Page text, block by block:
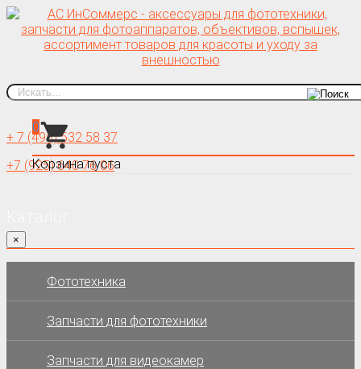
+ 7 (495) 532 58 37
+7 (925) 640 76 06
0
Корзина пуста
×
Фототехника
Запчасти для фототехники
Запчасти для видеокамер